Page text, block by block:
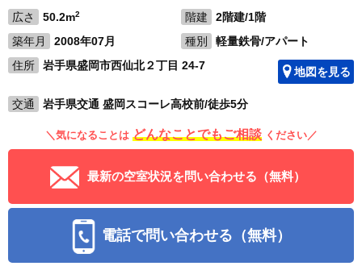
広さ
50.2m2 階建
2階建/1階
築年月
2008年07月 種別
軽量鉄骨/アパート
住所
岩手県盛岡市西仙北２丁目 24-7 地図を見る
交通 岩手県交通 盛岡スコーレ高校前/徒歩5分
＼気になることは どんなことでもご相談 ください／
最新の空室状況を問い合わせる（無料）
電話で問い合わせる（無料）